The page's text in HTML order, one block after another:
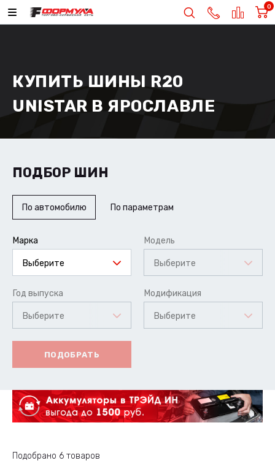
0
КУПИТЬ ШИНЫ R20
UNISTAR В ЯРОСЛАВЛЕ
ПОДБОР ШИН
По автомобилю По параметрам
Марка
Выберите
Модель
Выберите
Год выпуска
Выберите
Модификация
Выберите
ПОДОБРАТЬ
Подобрано 6 товаров